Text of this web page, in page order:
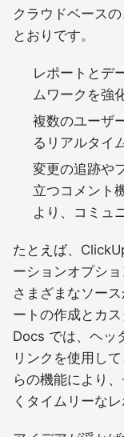
クラウドベース
とおりです。
レポートとデ
ムワークを強
複数のユーザ
るリアルタイ
変更の追跡や
立つコメント
より、コミュ
たとえば、
ーションオプシ
さまざまなソー
ートの作成とカ
Docs では、ヘッ
リンクを使用し
らの機能により
くタイムリーな